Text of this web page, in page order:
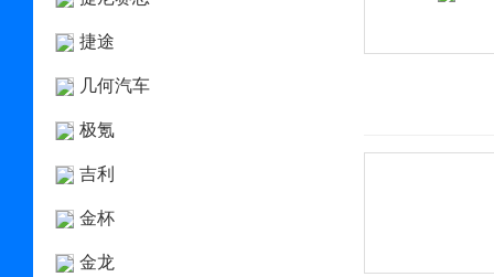
捷途
几何汽车
极氪
吉利
金杯
金龙